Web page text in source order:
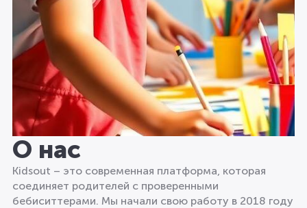
О нас
Kidsout – это современная платформа, которая
соединяет родителей с проверенными
бебиситтерами. Мы начали свою работу в 2018 году